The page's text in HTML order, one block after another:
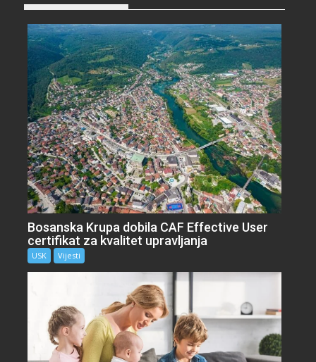
Bosanska Krupa dobila CAF Effective User
certifikat za kvalitet upravljanja
USK Vijesti